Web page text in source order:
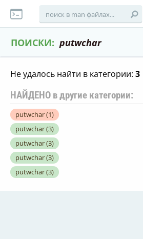
ПОИСКИ: putwchar
Не удалось найти в категории: 3
НАЙДЕНО в другие категории:
putwchar(1)
putwchar(3)
putwchar(3)
putwchar(3)
putwchar(3)